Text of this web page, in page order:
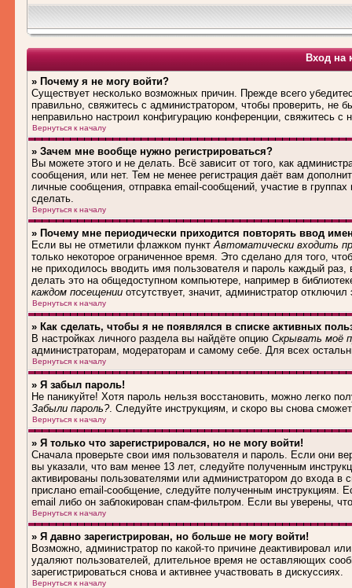
Вход на
» Почему я не могу войти?
Существует несколько возможных причин. Прежде всего
правильно, свяжитесь с администратором, чтобы проверить, не
неправильно настроил конфигурацию конференции, свяжитесь с
Вернуться к началу
» Зачем мне вообще нужно регистрироваться?
Вы можете этого и не делать. Всё зависит от того, как
сообщения, или нет. Тем не менее регистрация даёт вам
личные сообщения, отправка email-сообщений, участие в
сделать.
Вернуться к началу
» Почему мне периодически приходится повторять ввод
Если вы не отметили флажком пунктАвтоматически входить
только некоторое ограниченное время. Это сделано для того,
не приходилось вводить имя пользователя и пароль каждый
делать это на общедоступном компьютере, например в
каждом посещении отсутствует, значит, администратор
Вернуться к началу
» Как сделать, чтобы я не появлялся в списке активных
В настройках личного раздела вы найдёте опцию Скрывать моё
администраторам, модераторам и самому себе. Для всех
Вернуться к началу
» Я забыл пароль!
Не паникуйте! Хотя пароль нельзя восстановить, можно легко
Забыли пароль?. Следуйте инструкциям, и скоро вы снова
Вернуться к началу
» Я только что зарегистрировался, но не могу войти!
Сначала проверьте свои имя пользователя и пароль. Если они
вы указали, что вам менее 13 лет, следуйте полученным
активированы пользователями или администратором до входа
прислано email-сообщение, следуйте полученным инструкциям.
email либо он заблокирован спам-фильтром. Если вы уверены,
Вернуться к началу
» Я давно зарегистрирован, но больше не могу войти!
Возможно, администратор по какой-то причине деактивировал
удаляют пользователей, длительное время не оставляющих
зарегистрироваться снова и активнее участвовать в дискуссиях.
Вернуться к началу